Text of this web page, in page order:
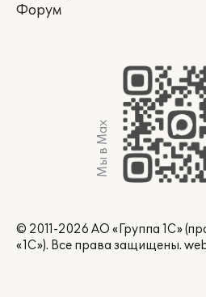
Форум
Мы в Max
© 2011-2026 АО «Группа 1С»
«1С»). Все права защищены.